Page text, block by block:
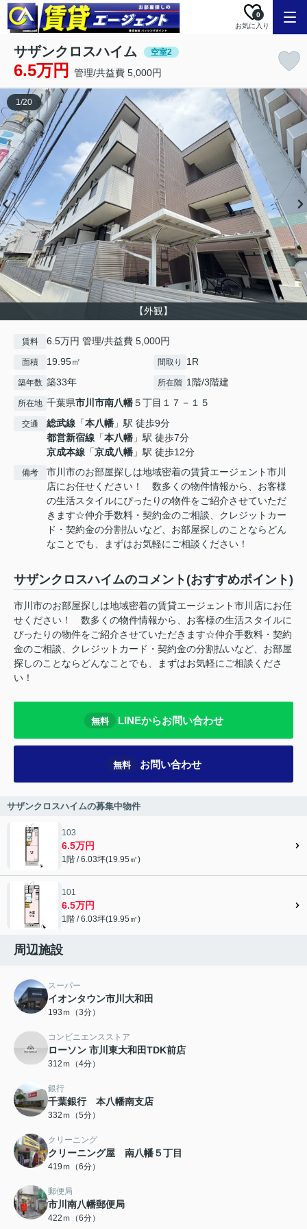
お気に入り
0
サザンクロスハイム 空室2
6.5万円 管理/共益費 5,000円
【外観】
1/20
賃料 6.5万円 管理/共益費 5,000円
面積 19.95㎡ 間取り 1R
築年数 築33年 所在階 1階/3階建
所在地 千葉県市川市南八幡５丁目１７－１５
交通 総武線 「本八幡 」駅 徒歩9分
都営新宿線 「本八幡 」駅 徒歩7分
京成本線 「京成八幡 」駅 徒歩12分
備考
市川市のお部屋探しは地域密着の賃貸エージェント市川
店にお任せください！ 数多くの物件情報から、お客様
の生活スタイルにぴったりの物件をご紹介させていただ
きます☆仲介手数料・契約金のご相談、クレジットカー
ド・契約金の分割払いなど、お部屋探しのことならどん
なことでも、まずはお気軽にご相談ください！
サザンクロスハイムのコメント(おすすめポイント)
市川市のお部屋探しは地域密着の賃貸エージェント市川店にお任
せください！ 数多くの物件情報から、お客様の生活スタイルに
ぴったりの物件をご紹介させていただきます☆仲介手数料・契約
金のご相談、クレジットカード・契約金の分割払いなど、お部屋
探しのことならどんなことでも、まずはお気軽にご相談くださ
い！
無料 LINEからお問い合わせ
無料 お問い合わせ
サザンクロスハイムの募集中物件
103
6.5万円
1階 / 6.03坪(19.95㎡)
101
6.5万円
1階 / 6.03坪(19.95㎡)
周辺施設
スーパー
イオンタウン市川大和田
193ｍ（3分）
コンビニエンスストア
ローソン 市川東大和田TDK前店
312ｍ（4分）
銀行
千葉銀行 本八幡南支店
332ｍ（5分）
クリーニング
クリーニング屋 南八幡５丁目
419ｍ（6分）
郵便局
市川南八幡郵便局
422ｍ（6分）